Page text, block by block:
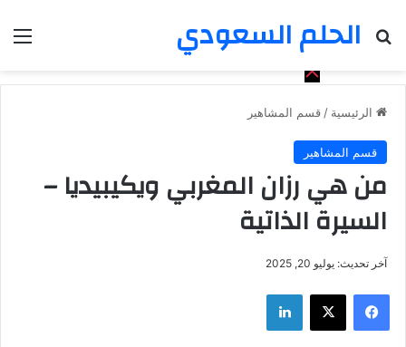
الحلم السعودي
بحث عن
الرئيسية / قسم المشاهير
قسم المشاهير
من هي رزان المغربي ويكيبيديا –
السيرة الذاتية
آخر تحديث: يوليو 20, 2025
فيسبوك ‫X لينكدإن